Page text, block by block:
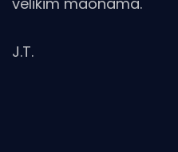
J.T.